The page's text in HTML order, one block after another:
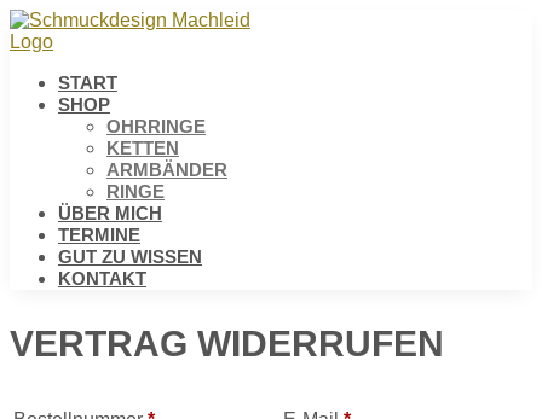
START
SHOP
OHRRINGE
KETTEN
ARMBÄNDER
RINGE
ÜBER MICH
TERMINE
GUT ZU WISSEN
KONTAKT
VERTRAG WIDERRUFEN